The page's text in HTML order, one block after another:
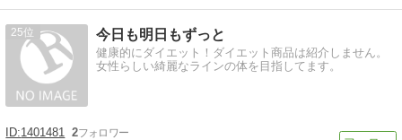
25 今日も明日もずっと
健康的にダイエット！ダイエット商品は紹介しません。
女性らしい綺麗なラインの体を目指してます。
1401481 2